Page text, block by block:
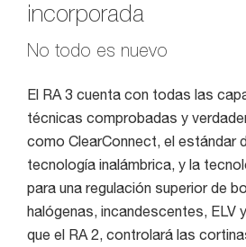
incorporada
No todo es nuevo
El RA 3 cuenta con todas las
técnicas comprobadas y
como ClearConnect, el estándar
tecnología inalámbrica, y la
para una regulación superior de
halógenas, incandescentes, ELV y
que el RA 2, controlará las